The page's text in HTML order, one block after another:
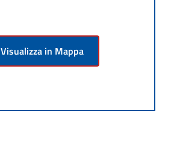
Visualizza in Mappa